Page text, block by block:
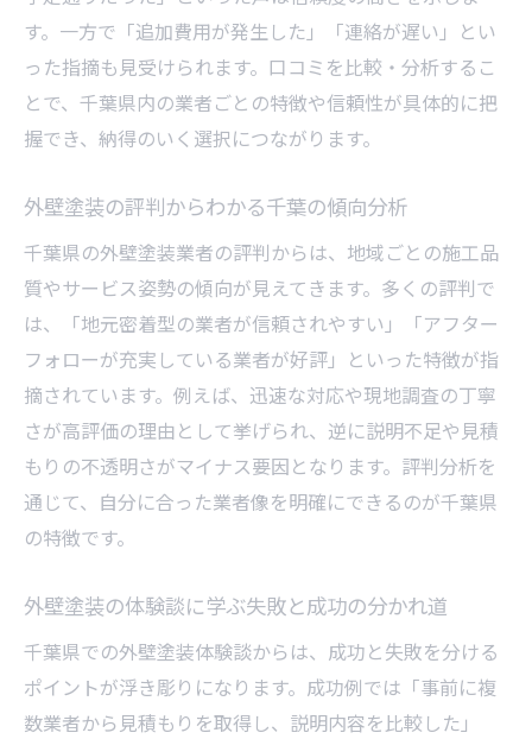
す。一方で「追加費用が発生した」「連絡が遅い」とい
った指摘も見受けられます。口コミを比較・分析するこ
とで、千葉県内の業者ごとの特徴や信頼性が具体的に把
握でき、納得のいく選択につながります。
外壁塗装の評判からわかる千葉の傾向分析
千葉県の外壁塗装業者の評判からは、地域ごとの施工品
質やサービス姿勢の傾向が見えてきます。多くの評判で
は、「地元密着型の業者が信頼されやすい」「アフター
フォローが充実している業者が好評」といった特徴が指
摘されています。例えば、迅速な対応や現地調査の丁寧
さが高評価の理由として挙げられ、逆に説明不足や見積
もりの不透明さがマイナス要因となります。評判分析を
通じて、自分に合った業者像を明確にできるのが千葉県
の特徴です。
外壁塗装の体験談に学ぶ失敗と成功の分かれ道
千葉県での外壁塗装体験談からは、成功と失敗を分ける
ポイントが浮き彫りになります。成功例では「事前に複
数業者から見積もりを取得し、説明内容を比較した」